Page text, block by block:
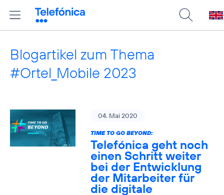
Blogartikel zum Thema
#Ortel_Mobile 2023
04. Mai 2020
TIME TO GO BEYOND:
Telefónica geht noch
einen Schritt weiter
bei der Entwicklung
der Mitarbeiter für
die digitale